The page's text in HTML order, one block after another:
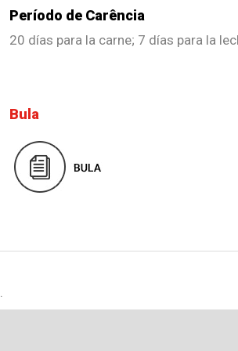
Período de Carência
20 días para la carne; 7 días para la
Bula